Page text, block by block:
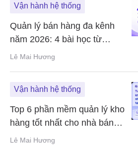
Vận hành hệ thống
Quản lý bán hàng đa kênh
năm 2026: 4 bài học từ
thương hiệu tăng trưởng
Lê Mai Hương
Vận hành hệ thống
Top 6 phần mềm quản lý kho
hàng tốt nhất cho nhà bán
hàng TMĐT tại Việt Nam
Lê Mai Hương